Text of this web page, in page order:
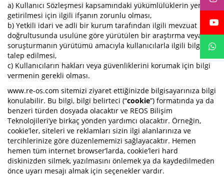
a) Kullanıcı Sözleşmesi kapsamındaki yükümlülüklerin yerine
getirilmesi için ilgili ifşanın zorunlu olması,
b) Yetkili idari ve adli bir kurum tarafından ilgili mevzuat
doğrultusunda usulüne göre yürütülen bir araştırma veya
soruşturmanın yürütümü amacıyla kullanıcılarla ilgili bilgi
talep edilmesi,
c) Kullanıcıların hakları veya güvenliklerini korumak için bilgi
vermenin gerekli olması.
www.re-os.com sitemizi ziyaret ettiğinizde bilgisayarınıza bilgi
konulabilir. Bu bilgi, bilgi belirteci (“cookie”) formatında ya da
benzeri türden dosyada olacaktır ve REOS Bilişim
Teknolojileri’ye birkaç yönden yardımcı olacaktır. Örneğin,
cookie’ler, siteleri ve reklamları sizin ilgi alanlarınıza ve
tercihlerinize göre düzenlememizi sağlayacaktır. Hemen
hemen tüm internet browser’larda, cookie’leri hard
diskinizden silmek, yazılmasını önlemek ya da kaydedilmeden
önce uyarı mesajı almak için seçenekler vardır.